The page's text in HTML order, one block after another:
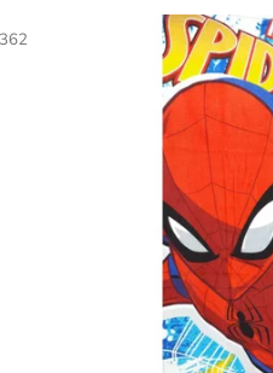
362